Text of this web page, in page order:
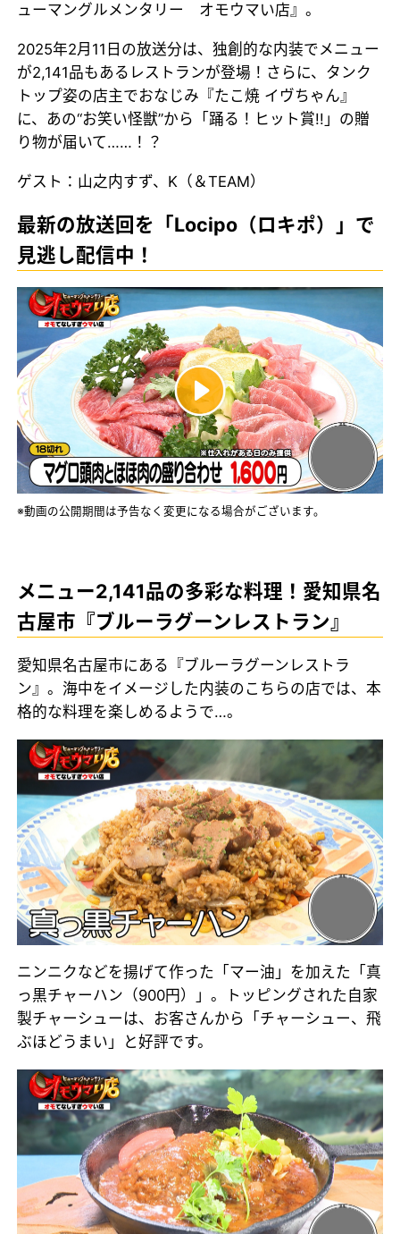
ューマングルメンタリー オモウマい店』。
2025年2月11日の放送分は、独創的な内装でメニュー
が2,141品もあるレストランが登場！さらに、タンク
トップ姿の店主でおなじみ『たこ焼 イヴちゃん』
に、あの“お笑い怪獣”から「踊る！ヒット賞!!」の贈
り物が届いて……！？
ゲスト：山之内すず、K（＆TEAM）
最新の放送回を「Locipo（ロキポ）」で
見逃し配信中！
※動画の公開期間は予告なく変更になる場合がございます。
メニュー2,141品の多彩な料理！愛知県名
古屋市『ブルーラグーンレストラン』
愛知県名古屋市にある『ブルーラグーンレストラ
ン』。海中をイメージした内装のこちらの店では、本
格的な料理を楽しめるようで…。
ニンニクなどを揚げて作った「マー油」を加えた「真
っ黒チャーハン（900円）」。トッピングされた自家
製チャーシューは、お客さんから「チャーシュー、飛
ぶほどうまい」と好評です。